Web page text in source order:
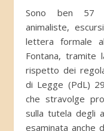
Sono ben 57 le associazioni ambientaliste,
animaliste,
lettera formale
Fontana, tramite
rispetto dei
di Legge (PdL)
che stravolge
sulla tutela degli
esaminata anche